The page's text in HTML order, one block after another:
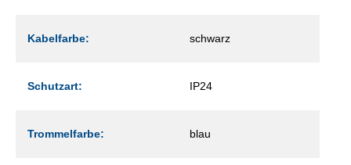
Kabelfarbe: schwarz
Schutzart: IP24
Trommelfarbe: blau